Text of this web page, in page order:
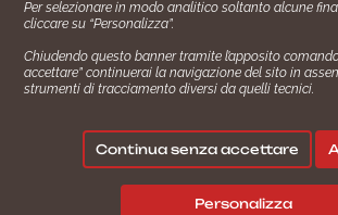
- Azienda certiﬁcata ISO 9001
Gestione consensi e categorie
Seguici su:
Termini e Condizioni
Per selezionare in modo analitico soltanto alcune
cliccare su “Personalizza”.
Chiudendo questo banner tramite l’apposito
accettare” continuerai la navigazione del sito in
strumenti di tracciamento diversi da quelli tecnici.
Personalizza
Continua senza accettare